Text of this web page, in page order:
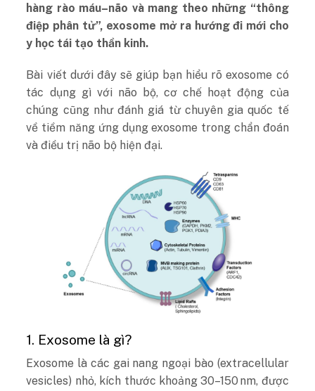
hàng rào máu–não và mang theo những “thông
điệp phân tử”, exosome mở ra hướng đi mới cho
y học tái tạo thần kinh.
Bài viết dưới đây sẽ giúp bạn hiểu rõ exosome có
tác dụng gì với não bộ, cơ chế hoạt động của
chúng cũng như đánh giá từ chuyên gia quốc tế
về tiềm năng ứng dụng exosome trong chẩn đoán
và điều trị não bộ hiện đại.
1. Exosome là gì?
Exosome là các gai nang ngoại bào (extracellular
vesicles) nhỏ, kích thước khoảng 30–150 nm, được